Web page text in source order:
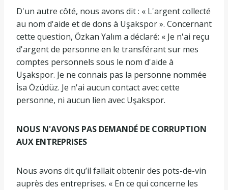
D'un autre côté, nous avons dit : « L'argent collecté
au nom d'aide et de dons à Uşakspor ». Concernant
cette question, Özkan Yalım a déclaré: « Je n'ai reçu
d'argent de personne en le transférant sur mes
comptes personnels sous le nom d'aide à
Uşakspor. Je ne connais pas la personne nommée
İsa Özüdüz. Je n'ai aucun contact avec cette
personne, ni aucun lien avec Uşakspor.
NOUS N'AVONS PAS DEMANDÉ DE CORRUPTION
AUX ENTREPRISES
Nous avons dit qu’il fallait obtenir des pots-de-vin
auprès des entreprises. « En ce qui concerne les